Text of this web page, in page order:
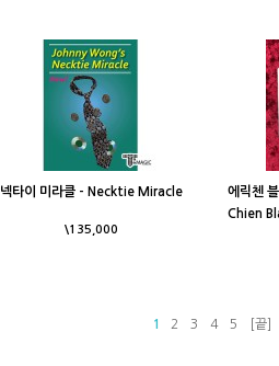
넥타이 미라클 - Necktie Miracle
\135,000
에릭첸
Chien
1 2 3 4 5 [끝]